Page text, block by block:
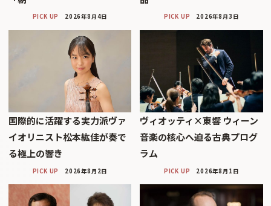
PICK UP 2026年8月4日 PICK UP 2026年8月3日
国際的に活躍する実力派ヴァ
イオリニスト松本紘佳が奏で
る極上の響き
PICK UP 2026年8月2日
ヴィオッティ×東響 ウィーン
音楽の核心へ迫る古典プログ
ラム
PICK UP 2026年8月1日